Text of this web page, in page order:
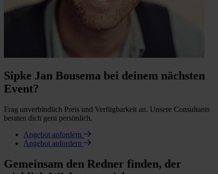
Sipke Jan Bousema bei deinem nächsten
Event?
Frag unverbindlich Preis und Verfügbarkeit an. Unsere Consultants
beraten dich gern persönlich.
Angebot anfordern
Angebot anfordern
Gemeinsam den Redner finden, der